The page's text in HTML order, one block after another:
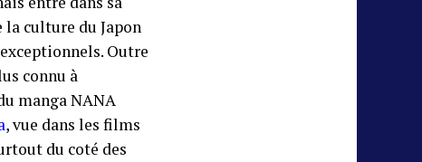
culture du Japon
Outre
connu à
manga NANA
, vue dans les films
du coté des